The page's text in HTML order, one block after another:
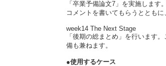
「卒業予備論文7」を実施しま
コメントを書いてもらうととも
week14 The Next Stage
「後期の総まとめ」を行います
備も兼ねます。
●使用するケース